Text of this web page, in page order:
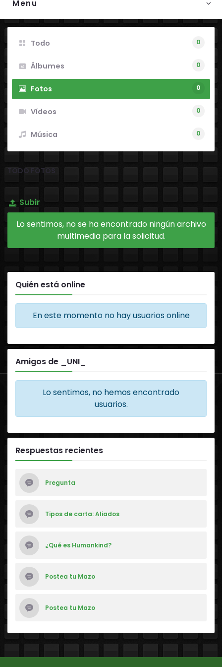
Menu
Todo 0
Álbumes 0
Fotos 0
Vídeos 0
Música 0
TODO FOTOS
Subir
Lo sentimos, no se ha encontrado ningún archivo
multimedia para la solicitud.
Quién está online
En este momento no hay usuarios online
Amigos de _UNI_
Lo sentimos, no hemos encontrado
usuarios.
Respuestas recientes
Pregunta
Tipos de carta: Aliados
¿Qué es Humankind?
Postea tu Mazo
Postea tu Mazo